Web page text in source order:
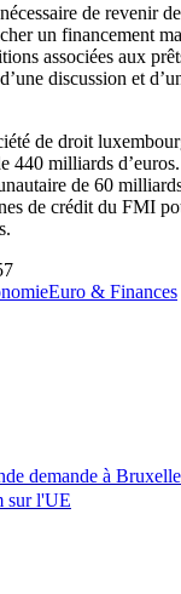
de revenir
un financement
associées aux
discussion et
de droit
440 milliards
de 60
de crédit du FMI
Euro & Finances
demande à
sur l'UE